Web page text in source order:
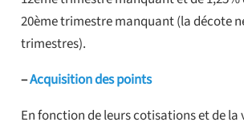
20ème trimestre manquant (la décote
trimestres).
–Acquisition des points
En fonction de leurs cotisations et de la